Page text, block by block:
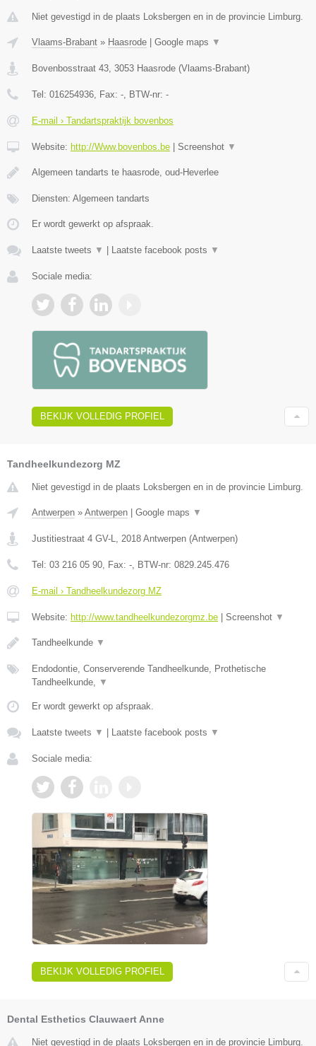
Niet gevestigd in de plaats Loksbergen en in de provincie Limburg.
Vlaams-Brabant » Haasrode | Google maps ▼
Bovenbosstraat 43 3053 Haasrode (Vlaams-Brabant)
Tel: 016254936 , Fax: - , BTW-nr: -
E-mail › Tandartspraktijk bovenbos
Website: http://Www.bovenbos.be | Screenshot ▼
Algemeen tandarts te haasrode, oud-Heverlee
Diensten: Algemeen tandarts
Er wordt gewerkt op afspraak.
Laatste tweets ▼ | Laatste facebook posts ▼
Sociale media:
BEKIJK VOLLEDIG PROFIEL
Tandheelkundezorg MZ
Niet gevestigd in de plaats Loksbergen en in de provincie Limburg.
Antwerpen » Antwerpen Google maps ▼
Justitiestraat 4 GV-L 2018 Antwerpen (Antwerpen)
Tel: 03 216 05 90 , Fax: - , BTW-nr: 0829.245.476
E-mail › Tandheelkundezorg MZ
Website: http://www.tandheelkundezorgmz.be Screenshot ▼
Tandheelkunde ▼
Endodontie, Conserverende Tandheelkunde, Prothetische
Tandheelkunde,
▼
Er wordt gewerkt op afspraak.
Laatste tweets ▼ Laatste facebook posts ▼
Sociale media:
BEKIJK VOLLEDIG PROFIEL
Dental Esthetics Clauwaert Anne
Niet gevestigd in de plaats Loksbergen en in de provincie Limburg.